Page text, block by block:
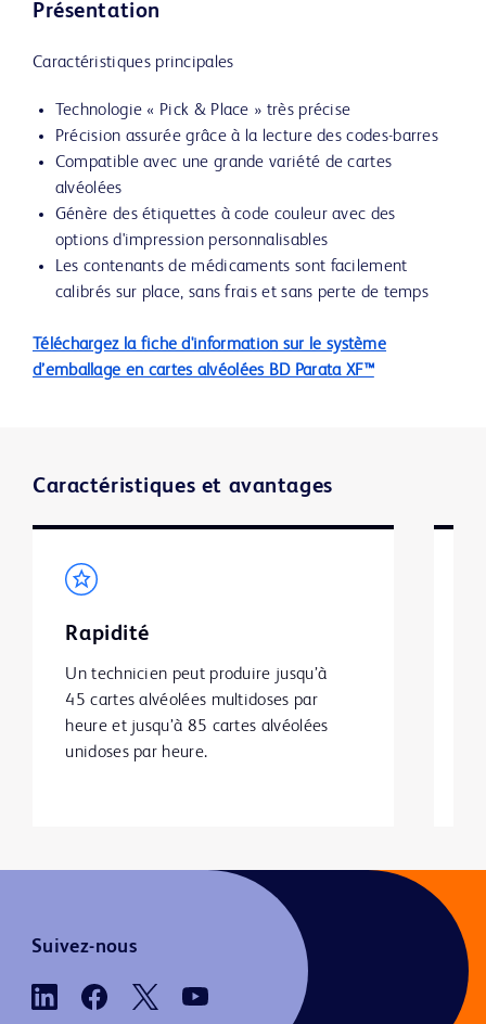
Présentation
Caractéristiques principales
Technologie « Pick & Place » très précise
Précision assurée grâce à la lecture des codes-barres
Compatible avec une grande variété de cartes
alvéolées
Génère des étiquettes à code couleur avec des
options d'impression personnalisables
Les contenants de médicaments sont facilement
calibrés sur place, sans frais et sans perte de temps
Téléchargez la fiche d'information sur le système
d’emballage en cartes alvéolées BD Parata XF™
Caractéristiques et avantages
Rapidité
Un technicien peut produire jusqu’à
45 cartes alvéolées multidoses par
heure et jusqu’à 85 cartes alvéolées
unidoses par heure.
Suivez-nous